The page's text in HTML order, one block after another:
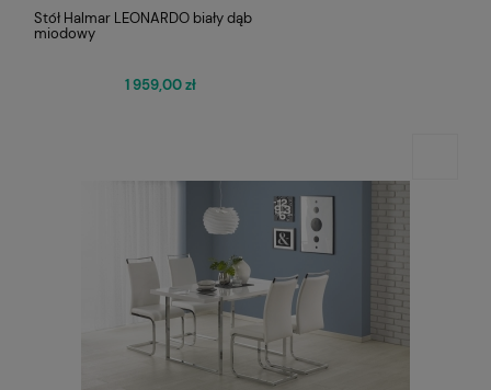
Stół Halmar LEONARDO biały dąb
miodowy
1 959,00 zł